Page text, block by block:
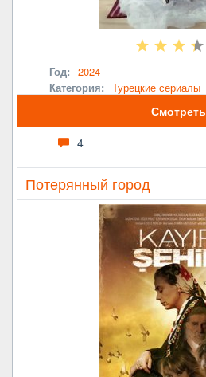
Год: 2024
Категория: Турецкие сериалы
Смотреть
4
Потерянный город